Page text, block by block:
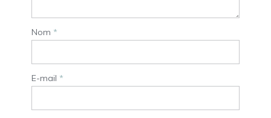
Nom *
E-mail *